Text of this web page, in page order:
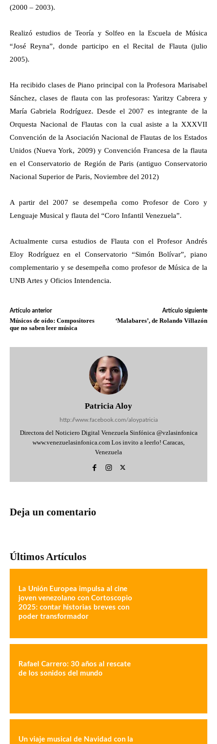
(2000 – 2003).
Realizó estudios de Teoría y Solfeo en la Escuela de Música
“José Reyna”, donde participo en el Recital de Flauta (julio
2005).
Ha recibido clases de Piano principal con la Profesora Marisabel
Sánchez, clases de flauta con las profesoras: Yaritzy Cabrera y
María Gabriela Rodríguez. Desde el 2007 es integrante de la
Orquesta Nacional de Flautas con la cual asiste a la XXXVII
Convención de la Asociación Nacional de Flautas de los Estados
Unidos (Nueva York, 2009) y Convención Francesa de la flauta
en el Conservatorio de Región de Paris (antiguo Conservatorio
Nacional Superior de Paris, Noviembre del 2012)
A partir del 2007 se desempeña como Profesor de Coro y
Lenguaje Musical y flauta del “Coro Infantil Venezuela”.
Actualmente cursa estudios de Flauta con el Profesor Andrés
Eloy Rodríguez en el Conservatorio “Simón Bolívar”, piano
complementario y se desempeña como profesor de Música de la
UNB Artes y Oficios Intendencia.
Artículo anterior
Músicos de oído: Compositores
que no saben leer música
Artículo siguiente
‘Malabares’, de Rolando Villazón
Patricia Aloy
http://www.facebook.com/aloypatricia
Directora del Noticiero Digital Venezuela Sinfónica @vzlasinfonica
www.venezuelasinfonica.com Los invito a leerlo! Caracas,
Venezuela
Deja un comentario
Últimos Artículos
La Unión Europea impulsa al cine
joven venezolano con Cortoscopio
2025: contar historias breves con
poder transformador
Rafael Carrero: 30 años al rescate
de los sonidos del mundo
Un viaje musical de Navidad con la